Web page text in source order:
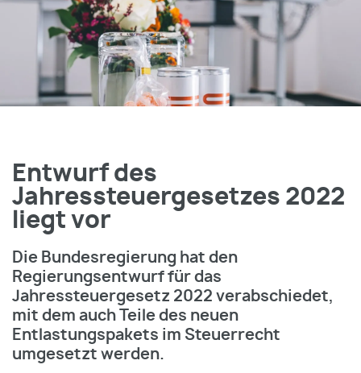
Entwurf des
Jahressteuergesetzes 2022
liegt vor
Die Bundesregierung hat den
Regierungsentwurf für das
Jahressteuergesetz 2022 verabschiedet,
mit dem auch Teile des neuen
Entlastungspakets im Steuerrecht
umgesetzt werden.